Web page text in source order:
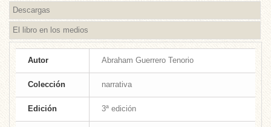
Descargas
El libro en los medios
Autor Abraham Guerrero Tenorio
Colección narrativa
Edición 3ª edición